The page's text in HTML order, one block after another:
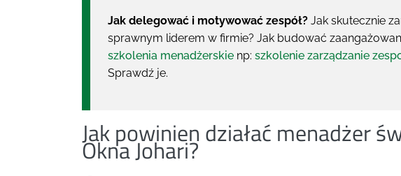
Jak delegować i motywować zespół? Jak skutecznie
sprawnym liderem w firmie? Jak budować
szkolenia menadżerskie np: szkolenie zarządzanie
Sprawdź je.
Jak powinien działać menadżer
Okna Johari?